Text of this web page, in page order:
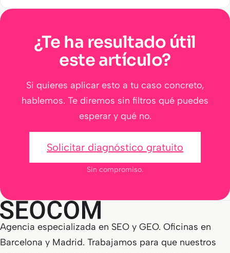
¿Te ha resultado útil
este artículo?
Si quieres aplicar esto a tu caso concreto,
hablemos. Te diremos sin filtros qué puedes
esperar y qué no.
Solicitar diagnóstico gratuito
Sin compromiso.
Agencia especializada en SEO y GEO. Oficinas en
Barcelona y Madrid. Trabajamos para que nuestros